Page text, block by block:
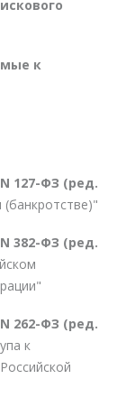
к
127-ФЗ (ред.
382-ФЗ (ред.
262-ФЗ (ред.
к